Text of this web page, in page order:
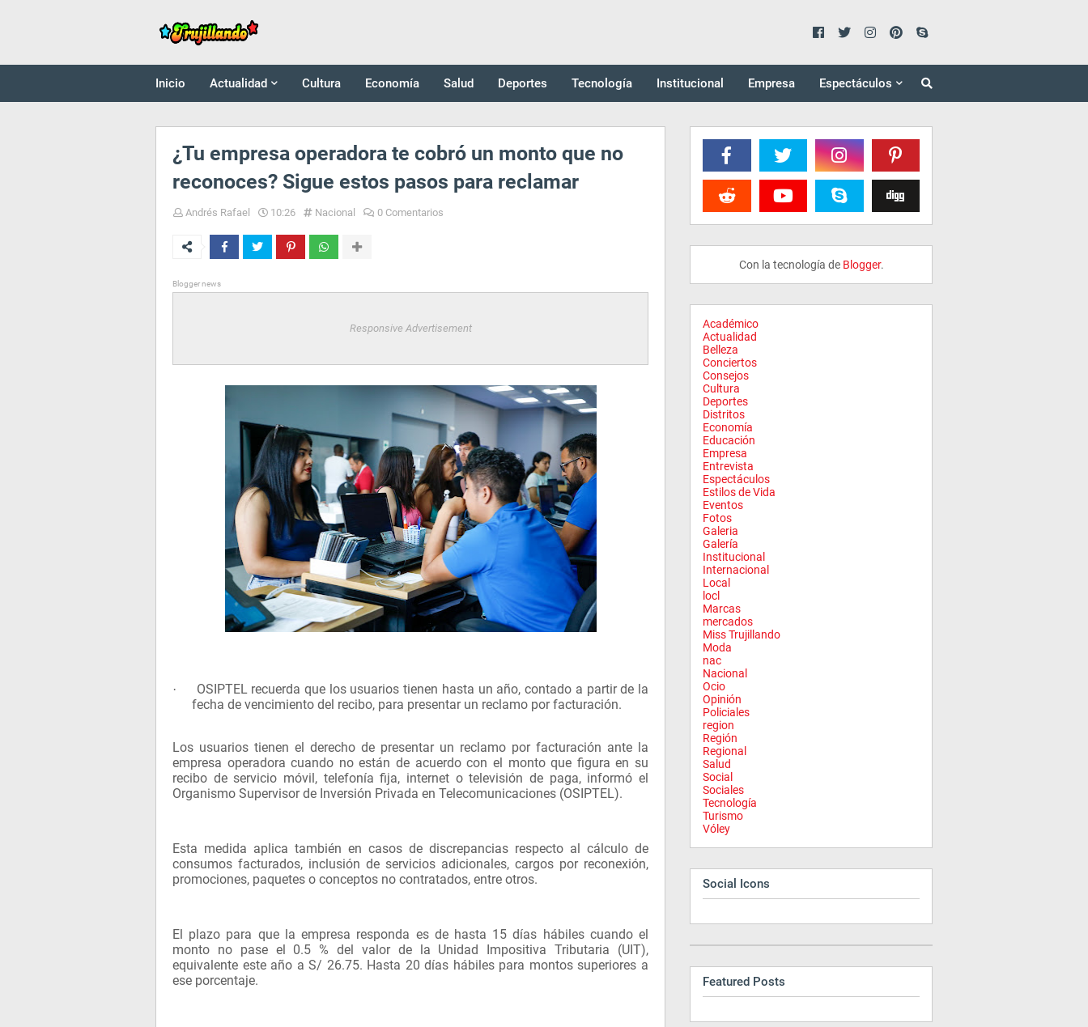
Inicio Actualidad Cultura Economía Salud Deportes Tecnología Institucional Empresa Espectáculos
¿Tu empresa operadora te cobró un monto que no
reconoces? Sigue estos pasos para reclamar
Andrés Rafael 10:26 Nacional 0 Comentarios
Blogger news
Responsive Advertisement
·
OSIPTEL recuerda que los usuarios tienen hasta un año, contado a partir de la
fecha de vencimiento del recibo, para presentar un reclamo por facturación.
Los usuarios tienen el derecho de presentar un reclamo por facturación ante la
empresa operadora cuando no están de acuerdo con el monto que figura en su
recibo de servicio móvil, telefonía fija, internet o televisión de paga, informó el
Organismo Supervisor de Inversión Privada en Telecomunicaciones (OSIPTEL).
Esta medida aplica también en casos de discrepancias respecto al cálculo de
consumos facturados, inclusión de servicios adicionales, cargos por reconexión,
promociones, paquetes o conceptos no contratados, entre otros.
El plazo para que la empresa responda es de hasta 15 días hábiles cuando el
monto no pase el 0.5 % del valor de la Unidad Impositiva Tributaria (UIT),
equivalente este año a S/ 26.75. Hasta 20 días hábiles para montos superiores a
ese porcentaje.
Con la tecnología de Blogger.
Académico
Actualidad
Belleza
Conciertos
Consejos
Cultura
Deportes
Distritos
Economía
Educación
Empresa
Entrevista
Espectáculos
Estilos de Vida
Eventos
Fotos
Galeria
Galería
Institucional
Internacional
Local
locl
Marcas
mercados
Miss Trujillando
Moda
nac
Nacional
Ocio
Opinión
Policiales
region
Región
Regional
Salud
Social
Sociales
Tecnología
Turismo
Vóley
Social Icons
Featured Posts